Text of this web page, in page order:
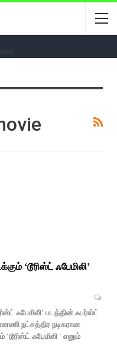
‘டூரிஸ்ட் ஃபேமிலி’
ஃபேமிலி' படத்தின் ஃபர்ஸ்ட்
நட்சத்திர நடிகரான
ஃபேமிலி ' எனும்